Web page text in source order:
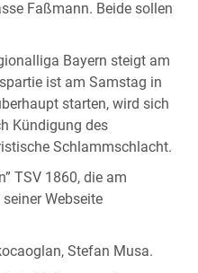
Faßmann. Beide sollen
Bayern steigt am
ist am Samstag in
starten, wird sich
Kündigung des
Schlammschlacht.
TSV 1860, die am
Webseite
Stefan Musa.